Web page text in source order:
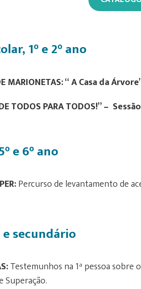
1º e 2º ano
MARIONETAS: “ A Casa da
TODOS PARA TODOS!” –
º e 6º ano
Percurso de levantamento de
secundário
Testemunhos na 1ª pessoa
Superação.